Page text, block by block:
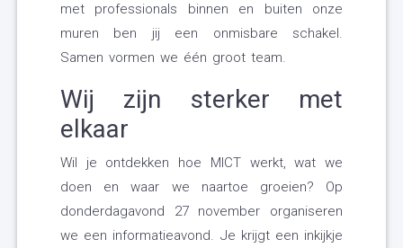
met professionals binnen en buiten onze
muren ben jij een onmisbare schakel.
Samen vormen we één groot team.
Wij zijn sterker met
elkaar
Wil je ontdekken hoe MICT werkt, wat we
doen en waar we naartoe groeien? Op
donderdagavond 27 november organiseren
we een informatieavond. Je krijgt een inkijkje